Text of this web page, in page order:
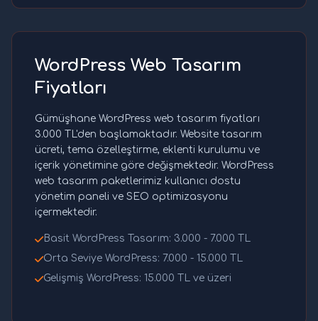
WordPress Web Tasarım
Fiyatları
Gümüşhane WordPress web tasarım fiyatları
3.000 TL'den başlamaktadır. Website tasarım
ücreti, tema özelleştirme, eklenti kurulumu ve
içerik yönetimine göre değişmektedir. WordPress
web tasarım paketlerimiz kullanıcı dostu
yönetim paneli ve SEO optimizasyonu
içermektedir.
Basit WordPress Tasarım: 3.000 - 7.000 TL
Orta Seviye WordPress: 7.000 - 15.000 TL
Gelişmiş WordPress: 15.000 TL ve üzeri